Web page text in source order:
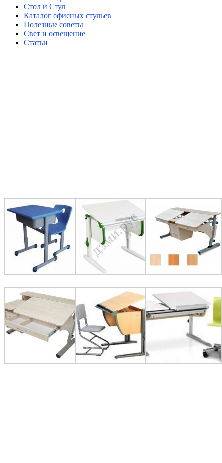
Стол и Стул
Каталог офисных стульев
Полезные советы
Свет и освещение
Статьи